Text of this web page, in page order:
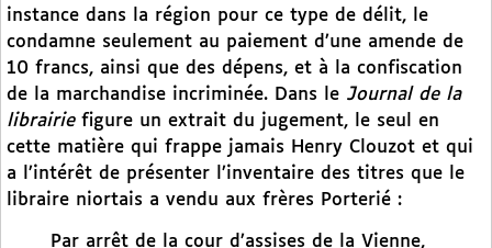
instance dans la région pour ce type de délit, le
condamne seulement au paiement d’une amende de
10 francs, ainsi que des dépens, et à la confiscation
de la marchandise incriminée. Dans le Journal de la
librairiefigure un extrait du jugement, le seul en
cette matière qui frappe jamais Henry Clouzot et qui
a l’intérêt de présenter l’inventaire des titres que le
libraire niortais a vendu aux frères Porterié :
Par arrêt de la cour d’assises de la Vienne,